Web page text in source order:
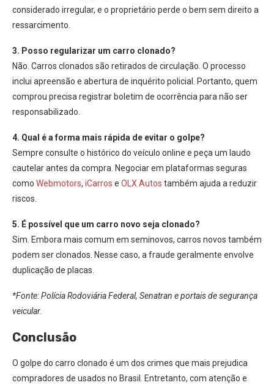
considerado irregular, e o proprietário perde o bem sem direito a
ressarcimento.
3. Posso regularizar um carro clonado?
Não. Carros clonados são retirados de circulação. O processo
inclui apreensão e abertura de inquérito policial. Portanto, quem
comprou precisa registrar boletim de ocorrência para não ser
responsabilizado.
4. Qual é a forma mais rápida de evitar o golpe?
Sempre consulte o histórico do veículo online e peça um laudo
cautelar antes da compra. Negociar em plataformas seguras
como Webmotors, iCarros e OLX Autos também ajuda a reduzir
riscos.
5. É possível que um carro novo seja clonado?
Sim. Embora mais comum em seminovos, carros novos também
podem ser clonados. Nesse caso, a fraude geralmente envolve
duplicação de placas.
*Fonte: Polícia Rodoviária Federal, Senatran e portais de segurança
veicular.
Conclusão
O golpe do carro clonado é um dos crimes que mais prejudica
compradores de usados no Brasil. Entretanto, com atenção e